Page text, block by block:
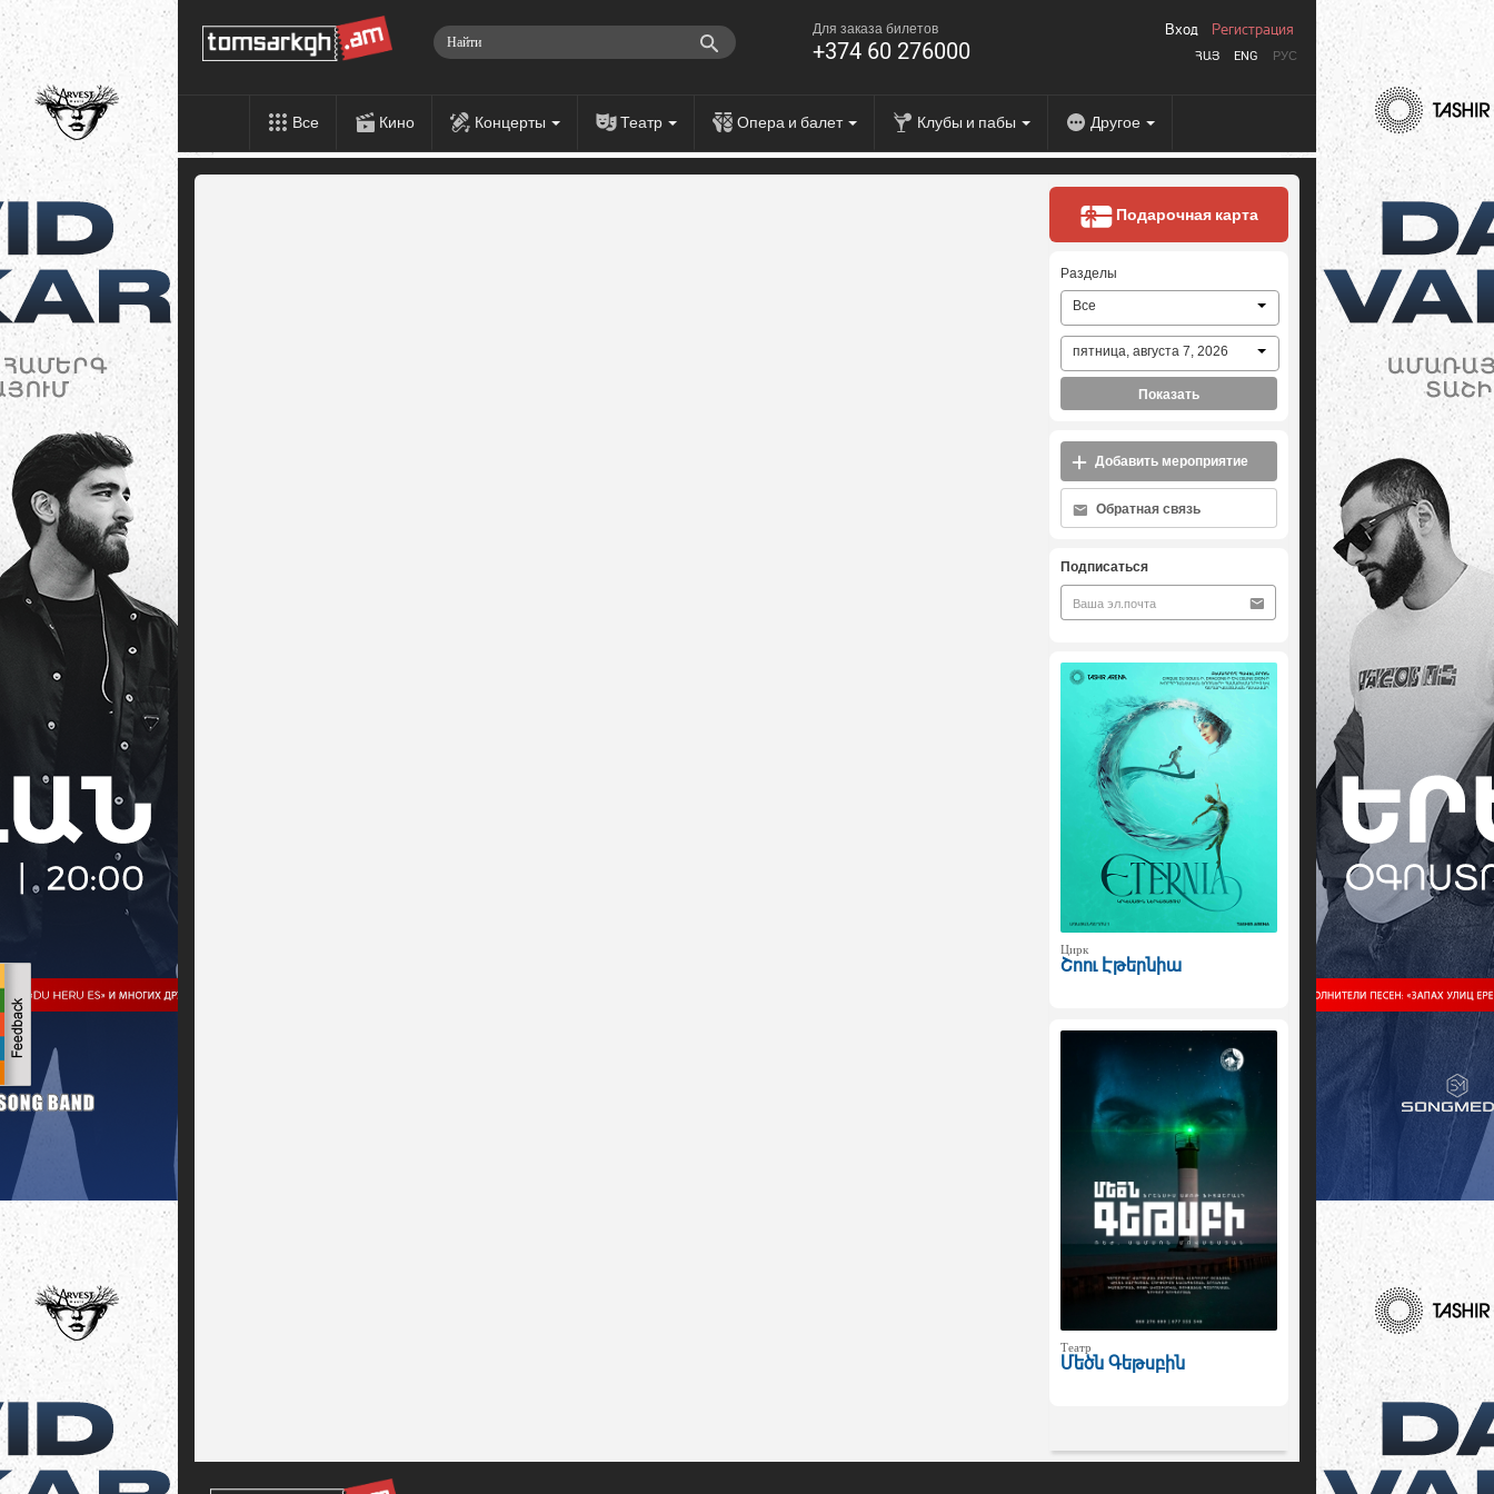
Для заказа билетов
+374 60 276000 ՀԱՅ ENG РУС
Вход Регистрация
Все Кино Концерты Театр Опера и балет Клубы и пабы Другое
Подарочная карта
Разделы
Все
пятница, августа 7, 2026
Показать
Добавить мероприятие
Обратная связь
Подписаться
Цирк
Շոու Էթերնիա
Театр
Մեծն Գեթսբին